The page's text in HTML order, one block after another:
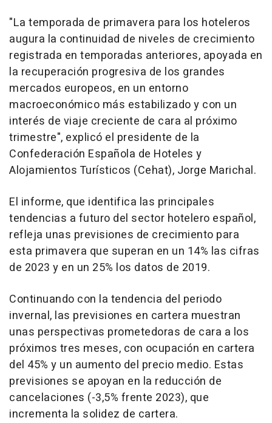
"La temporada de primavera para los hoteleros
augura la continuidad de niveles de crecimiento
registrada en temporadas anteriores, apoyada en
la recuperación progresiva de los grandes
mercados europeos, en un entorno
macroeconómico más estabilizado y con un
interés de viaje creciente de cara al próximo
trimestre", explicó el presidente de la
Confederación Española de Hoteles y
Alojamientos Turísticos (Cehat), Jorge Marichal.
El informe, que identifica las principales
tendencias a futuro del sector hotelero español,
refleja unas previsiones de crecimiento para
esta primavera que superan en un 14% las cifras
de 2023 y en un 25% los datos de 2019.
Continuando con la tendencia del periodo
invernal, las previsiones en cartera muestran
unas perspectivas prometedoras de cara a los
próximos tres meses, con ocupación en cartera
del 45% y un aumento del precio medio. Estas
previsiones se apoyan en la reducción de
cancelaciones (-3,5% frente 2023), que
incrementa la solidez de cartera.